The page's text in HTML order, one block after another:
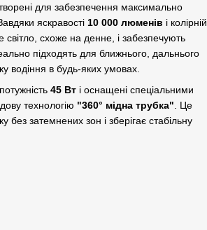
для забезпечення максимально
яскравості 10 000 люменів і колірній
схоже на денне, і забезпечують
підходять для ближнього, дальнього
водіння в будь-яких умовах.
45 Вт і оснащені спеціальними
технологію "360° мідна трубка" . Це
без затемнених зон і зберігає стабільну